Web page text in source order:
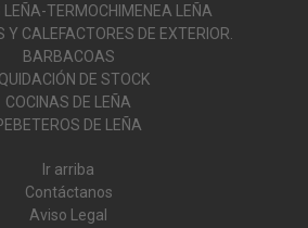
LEÑA-TERMOCHIMENEA LEÑA
Y CALEFACTORES DE EXTERIOR.
BARBACOAS
DE STOCK
COCINAS DE LEÑA
DE LEÑA
Ir arriba
Contáctanos
Aviso Legal